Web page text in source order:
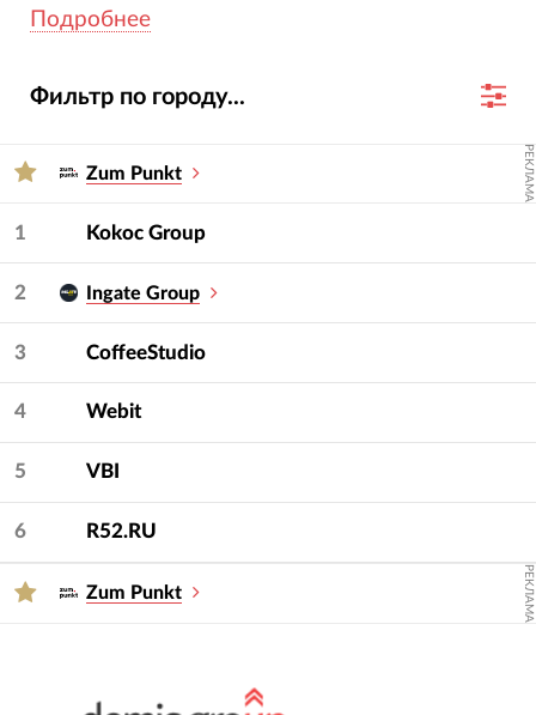
медицинскими товарами. Все участники
их проектов, услуг, отраслевой экспертизы и
— услугу и сферу.
Подробнее
Фильтр по городу...
Zum Punkt РЕКЛАМА
1 Kokoc Group
2 Ingate Group
3 CoffeeStudio
4 Webit
5 VBI
6 R52.RU
Zum Punkt РЕКЛАМА